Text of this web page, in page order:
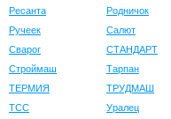
Ресанта
Родничок
Ручеек
Салют
Сварог
СТАНДАРТ
Строймаш
Тарпан
ТЕРМИЯ
ТРУДМАШ
ТСС
Уралец